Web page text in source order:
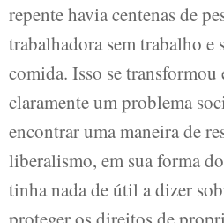
repente havia centenas de
trabalhadora sem trabalho e
comida. Isso se
claramente um problema
encontrar uma maneira de
liberalismo, em sua forma
tinha nada de útil a dizer